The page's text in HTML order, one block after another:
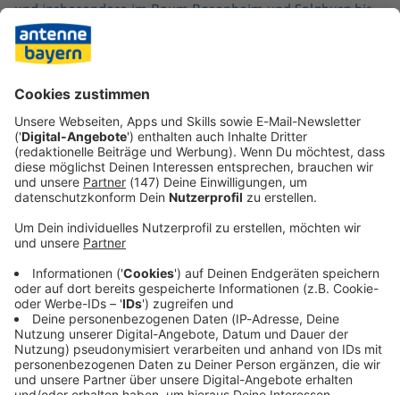
und insbesondere im Raum Rosenheim und Salzburg bis
nach Niederbayern teils heftig. So mancher, der auf
kühlendes Nass gehofft hatte, wurde aber auch
enttäuscht: So schnell so manche dunkle Wolke
gekommen war, so schnell war sie dann auch wieder